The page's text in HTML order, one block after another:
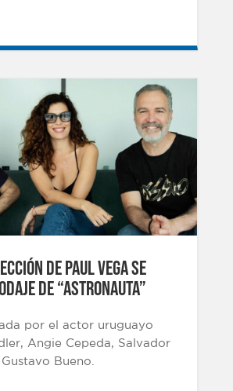
DE PAUL VEGA SE
DE “ASTRONAUTA”
por el actor uruguayo
Angie Cepeda, Salvador
Bueno.